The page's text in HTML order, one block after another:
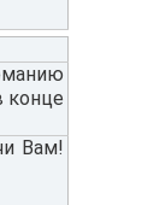
конце
Вам!